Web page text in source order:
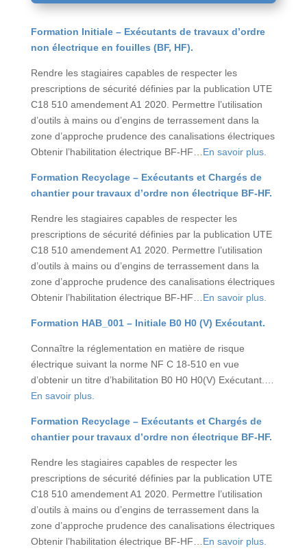
Formation Initiale – Exécutants de travaux d’ordre
non électrique en fouilles (BF, HF).
Rendre les stagiaires capables de respecter les
prescriptions de sécurité définies par la publication UTE
C18 510 amendement A1 2020. Permettre l’utilisation
d’outils à mains ou d’engins de terrassement dans la
zone d’approche prudence des canalisations électriques
Obtenir l’habilitation électrique BF-HF… En savoir plus.
Formation Recyclage – Exécutants et Chargés de
chantier pour travaux d’ordre non électrique BF-HF.
Rendre les stagiaires capables de respecter les
prescriptions de sécurité définies par la publication UTE
C18 510 amendement A1 2020. Permettre l’utilisation
d’outils à mains ou d’engins de terrassement dans la
zone d’approche prudence des canalisations électriques
Obtenir l’habilitation électrique BF-HF… En savoir plus.
Formation HAB_001 – Initiale B0 H0 (V) Exécutant.
Connaître la réglementation en matière de risque
électrique suivant la norme NF C 18-510 en vue
d’obtenir un titre d’habilitation B0 H0 H0(V) Exécutant.
En savoir plus.
Formation Recyclage – Exécutants et Chargés de
chantier pour travaux d’ordre non électrique BF-HF.
Rendre les stagiaires capables de respecter les
prescriptions de sécurité définies par la publication UTE
C18 510 amendement A1 2020. Permettre l’utilisation
d’outils à mains ou d’engins de terrassement dans la
zone d’approche prudence des canalisations électriques
Obtenir l’habilitation électrique BF-HF… En savoir plus.